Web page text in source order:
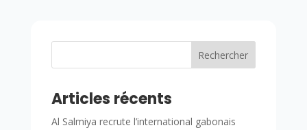
Rechercher
Articles récents
Al Salmiya recrute l’international gabonais